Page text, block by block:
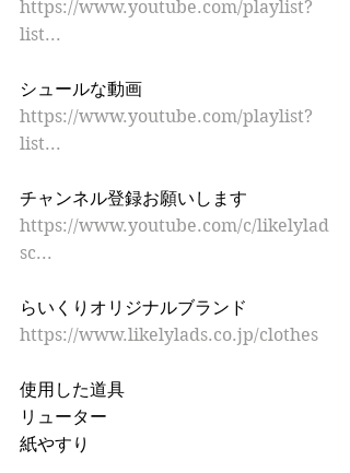
https://www.youtube.com/playlist?
list...
シュールな動画
https://www.youtube.com/playlist?
list...
チャンネル登録お願いします
https://www.youtube.com/c/likelylad
sc...
らいくりオリジナルブランド
https://www.likelylads.co.jp/clothes
使用した道具
リューター
紙やすり